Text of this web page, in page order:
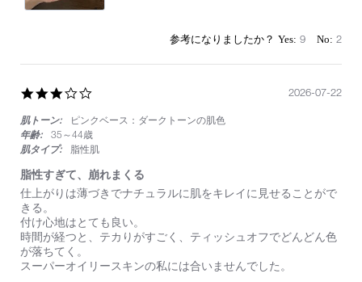
9 2
rating
肌トーン:
ピンクベース：ダークトーンの肌色
年齢:
35～44歳
肌タイプ:
脂性肌
脂性すぎて、崩れまくる
Review
by
on
22
Jul
2026
review
stating
脂
性
す
ぎ
て、
仕上がりは薄づきでナチュラルに肌をキレイに見せることがで
きる。
付け心地はとても良い。
時間が経つと、テカりがすごく、ティッシュオフでどんどん色
が落ちてく。
スーパーオイリースキンの私には合いませんでした。
2026-07-22